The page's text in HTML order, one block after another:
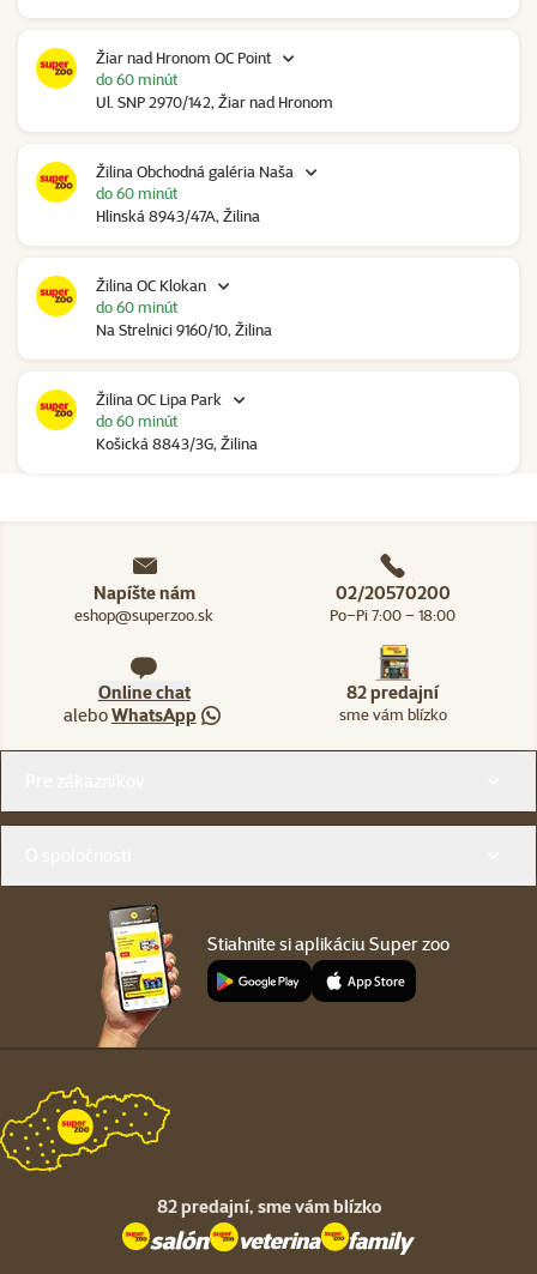
Žiar nad Hronom OC Point
Ul. SNP 2970/142, Žiar nad Hronom
do 60 minút
Žilina Obchodná galéria Naša
Hlinská 8943/47A, Žilina
do 60 minút
Žilina OC Klokan
Na Strelnici 9160/10, Žilina
do 60 minút
Žilina OC Lipa Park
Košická 8843/3G, Žilina
do 60 minút
Napíšte nám
eshop@superzoo.sk
02/20570200
Po–Pi 7:00 – 18:00
Online chat
aleboWhatsApp
82 predajní
sme vám blízko
Stiahnite si aplikáciu Super zoo
82 predajní, sme vám blízko